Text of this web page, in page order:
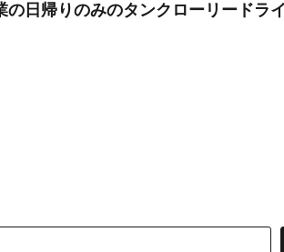
日帰りのみのタンクローリードラ